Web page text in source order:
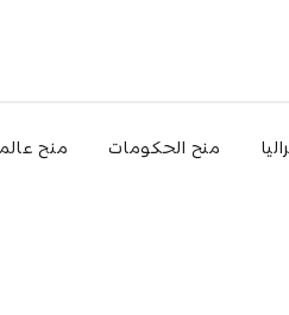
منح الحكومات منح